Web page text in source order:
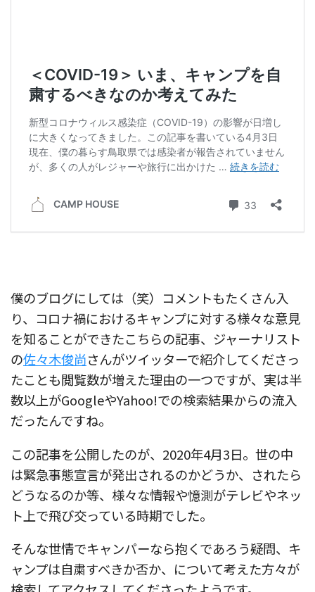
僕のブログにしては（笑）コメントもたくさん入
り、コロナ禍におけるキャンプに対する様々な意見
を知ることができたこちらの記事、ジャーナリスト
の佐々木俊尚さんがツイッターで紹介してくださっ
たことも閲覧数が増えた理由の一つですが、実は半
数以上がGoogleやYahoo!での検索結果からの流入
だったんですね。
この記事を公開したのが、2020年4月3日。世の中
は緊急事態宣言が発出されるのかどうか、されたら
どうなるのか等、様々な情報や憶測がテレビやネッ
ト上で飛び交っている時期でした。
そんな世情でキャンパーなら抱くであろう疑問、キ
ャンプは自粛すべきか否か、について考えた方々が